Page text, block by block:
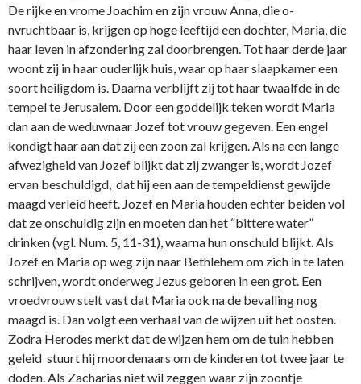
De rijke en vrome Joachim en zijn vrouw Anna, die o­
nvruchtbaar is, krijgen op hoge leeftijd een dochter, Maria, die
haar leven in afzondering zal doorbrengen. Tot haar derde jaar
woont zij in haar ouderlijk huis, waar op haar slaapkamer een
soort heiligdom is. Daarna verblijft zij tot haar twaalfde in de
tempel te Jerusalem. Door een goddelijk teken wordt Maria
dan aan de weduwnaar Jozef tot vrouw gegeven. Een engel
kondigt haar aan dat zij een zoon zal krijgen. Als na een lange
afwezigheid van Jozef blijkt dat zij zwanger is, wordt Jozef
ervan beschuldigd, dat hij een aan de tempeldienst gewijde
maagd verleid heeft. Jozef en Maria houden echter beiden vol
dat ze o­nschuldig zijn en moeten dan het “bittere water”
drinken (vgl. Num. 5, 11-31), waarna hun o­nschuld blijkt. Als
Jozef en Maria op weg zijn naar Bethlehem om zich in te laten
schrijven, wordt o­nderweg Jezus geboren in een grot. Een
vroedvrouw stelt vast dat Maria ook na de bevalling nog
maagd is. Dan volgt een verhaal van de wijzen uit het oosten.
Zodra Herodes merkt dat de wijzen hem om de tuin hebben
geleid stuurt hij moordenaars om de kinderen tot twee jaar te
doden. Als Zacharias niet wil zeggen waar zijn zoontje